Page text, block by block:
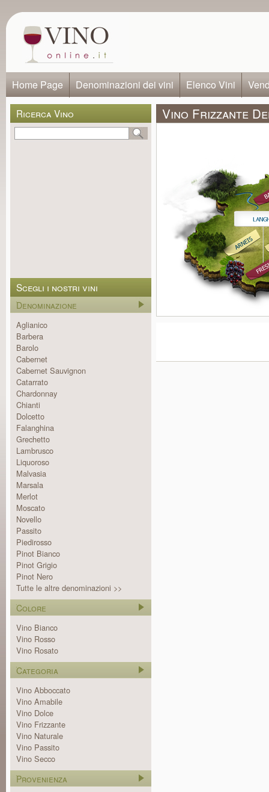
Home Page Denominazioni dei vini Elenco Vini
Ricerca Vino
Scegli i nostri vini
Denominazione
Aglianico
Barbera
Barolo
Cabernet
Cabernet Sauvignon
Catarrato
Chardonnay
Chianti
Dolcetto
Falanghina
Grechetto
Lambrusco
Liquoroso
Malvasia
Marsala
Merlot
Moscato
Novello
Passito
Piedirosso
Pinot Bianco
Pinot Grigio
Pinot Nero
Tutte le altre denominazioni >>
Colore
Vino Bianco
Vino Rosso
Vino Rosato
Categoria
Vino Abboccato
Vino Amabile
Vino Dolce
Vino Frizzante
Vino Naturale
Vino Passito
Vino Secco
Provenienza
Vino Frizzante